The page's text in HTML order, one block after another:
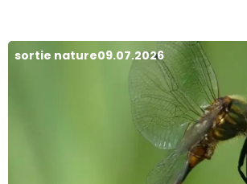
sortie nature09.07.2026